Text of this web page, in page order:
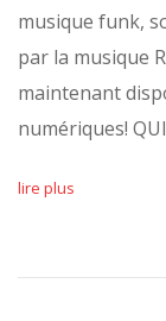
musique funk,
par la musique
maintenant
numériques!
lire plus